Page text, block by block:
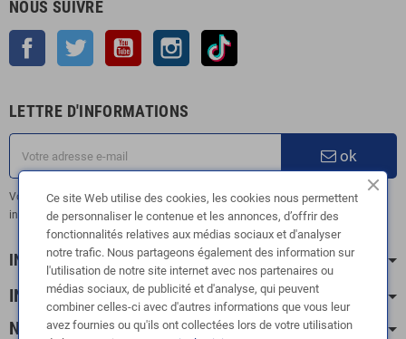
NOUS SUIVRE
Facebook Twitter YouTube Instagram
LETTRE D'INFORMATIONS
ok
Vous pouvez vous désinscrire à tout moment. Vous trouverez pour cela nos
informations de contact dans les conditions d'utilisation du site.
INFORMATION
INFOS PRATIQUES
NOS CATÉGORIES
Ce site Web utilise des cookies, les cookies nous permettent
de personnaliser le contenue et les annonces, d’offrir des
fonctionnalités relatives aux médias sociaux et d'analyser
notre trafic. Nous partageons également des information sur
l'utilisation de notre site internet avec nos partenaires ou
médias sociaux, de publicité et d'analyse, qui peuvent
combiner celles-ci avec d'autres informations que vous leur
avez fournies ou qu'ils ont collectées lors de votre utilisation